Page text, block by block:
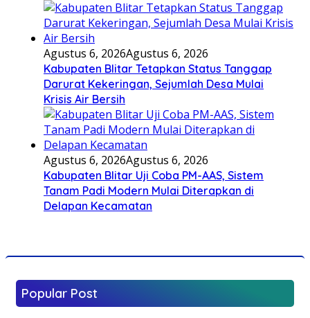
Agustus 6, 2026Agustus 6, 2026
Kabupaten Blitar Tetapkan Status Tanggap
Darurat Kekeringan, Sejumlah Desa Mulai
Krisis Air Bersih
Agustus 6, 2026Agustus 6, 2026
Kabupaten Blitar Uji Coba PM-AAS, Sistem
Tanam Padi Modern Mulai Diterapkan di
Delapan Kecamatan
Popular Post